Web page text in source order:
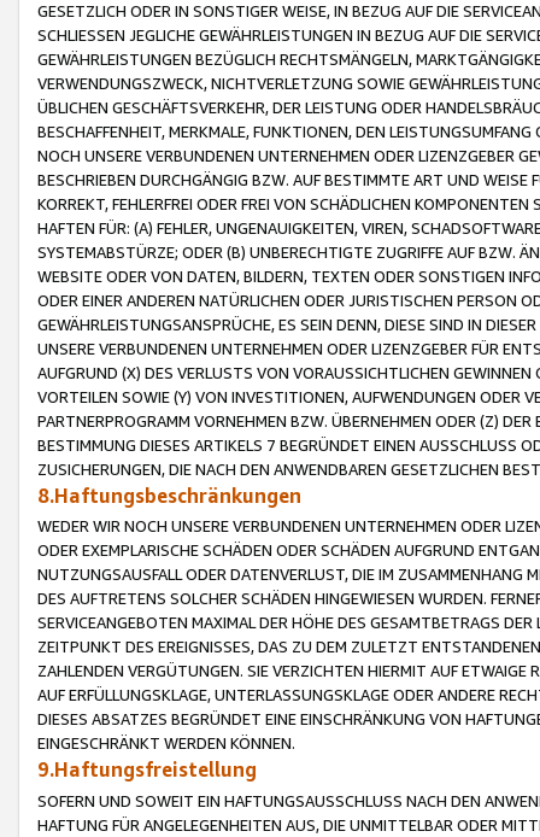
GESETZLICH ODER IN SONSTIGER WEISE, IN BEZUG AUF DIE
SCHLIESSEN JEGLICHE GEWÄHRLEISTUNGEN IN BEZUG AUF DIE
GEWÄHRLEISTUNGEN BEZÜGLICH RECHTSMÄNGELN,
VERWENDUNGSZWECK, NICHTVERLETZUNG SOWIE
ÜBLICHEN GESCHÄFTSVERKEHR, DER LEISTUNG ODER
BESCHAFFENHEIT, MERKMALE, FUNKTIONEN, DEN
NOCH UNSERE VERBUNDENEN UNTERNEHMEN ODER LIZENZGEBER
BESCHRIEBEN DURCHGÄNGIG BZW. AUF BESTIMMTE ART UND
KORREKT, FEHLERFREI ODER FREI VON SCHÄDLICHEN
HAFTEN FÜR: (A) FEHLER, UNGENAUIGKEITEN, VIREN,
SYSTEMABSTÜRZE; ODER (B) UNBERECHTIGTE ZUGRIFFE AUF BZW.
WEBSITE ODER VON DATEN, BILDERN, TEXTEN ODER SONSTIGEN
ODER EINER ANDEREN NATÜRLICHEN ODER JURISTISCHEN PERSON
GEWÄHRLEISTUNGSANSPRÜCHE, ES SEIN DENN, DIESE SIND IN
UNSERE VERBUNDENEN UNTERNEHMEN ODER LIZENZGEBER FÜR
AUFGRUND (X) DES VERLUSTS VON VORAUSSICHTLICHEN
VORTEILEN SOWIE (Y) VON INVESTITIONEN, AUFWENDUNGEN ODER
PARTNERPROGRAMM VORNEHMEN BZW. ÜBERNEHMEN ODER (Z)
BESTIMMUNG DIESES ARTIKELS 7 BEGRÜNDET EINEN AUSSCHLUSS
ZUSICHERUNGEN, DIE NACH DEN ANWENDBAREN GESETZLICHEN
8.Haftungsbeschränkungen
WEDER WIR NOCH UNSERE VERBUNDENEN UNTERNEHMEN ODER
ODER EXEMPLARISCHE SCHÄDEN ODER SCHÄDEN AUFGRUND
NUTZUNGSAUSFALL ODER DATENVERLUST, DIE IM ZUSAMMENHANG
DES AUFTRETENS SOLCHER SCHÄDEN HINGEWIESEN WURDEN.
SERVICEANGEBOTEN MAXIMAL DER HÖHE DES GESAMTBETRAGS
ZEITPUNKT DES EREIGNISSES, DAS ZU DEM ZULETZT
ZAHLENDEN VERGÜTUNGEN. SIE VERZICHTEN HIERMIT AUF
AUF ERFÜLLUNGSKLAGE, UNTERLASSUNGSKLAGE ODER ANDERE
DIESES ABSATZES BEGRÜNDET EINE EINSCHRÄNKUNG VON
EINGESCHRÄNKT WERDEN KÖNNEN.
9.Haftungsfreistellung
SOFERN UND SOWEIT EIN HAFTUNGSAUSSCHLUSS NACH DEN
HAFTUNG FÜR ANGELEGENHEITEN AUS, DIE UNMITTELBAR ODER